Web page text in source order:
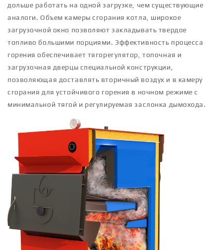
дольше работать на одной загрузке, чем существующие
аналоги. Объем камеры сгорания котла, широкое
загрузочной окно позволяют закладывать твердое
топливо большими порциями. Эффективность процесса
горения обеспечивает тягорегулятор, топочная и
загрузочная дверцы специальной конструкции,
позволяющая доставлять вторичный воздух и в камеру
сгорания для устойчивого горения в ночном режиме с
минимальной тягой и регулируемая заслонка дымохода.